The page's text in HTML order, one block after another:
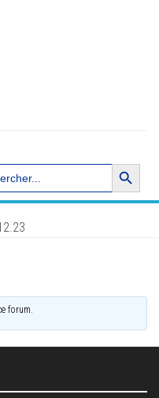
Search Button
forum.